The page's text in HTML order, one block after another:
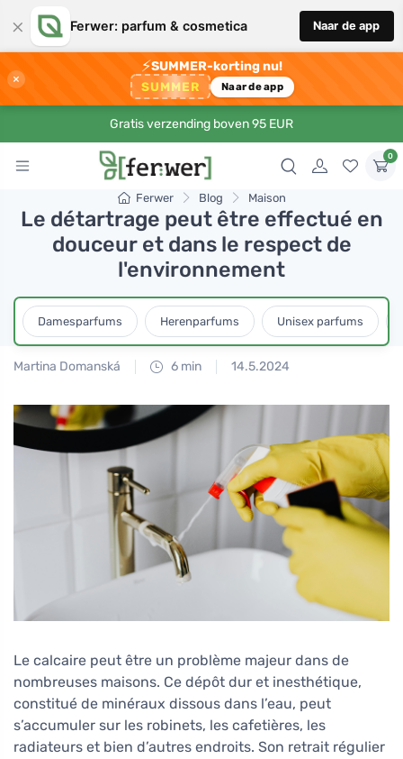
× Ferwer: parfum & cosmetica Naar de app
×
⚡SUMMER-korting nu!
SUMMER Naar de app
Gratis verzending boven 95 EUR
0
Ferwer Blog Maison
Le détartrage peut être effectué en
douceur et dans le respect de
l'environnement
Damesparfums Herenparfums Unisex parfums
Martina Domanská 6 min 14.5.2024
Le calcaire peut être un problème majeur dans de
nombreuses maisons. Ce dépôt dur et inesthétique,
constitué de minéraux dissous dans l’eau, peut
s’accumuler sur les robinets, les cafetières, les
radiateurs et bien d’autres endroits. Son retrait régulier